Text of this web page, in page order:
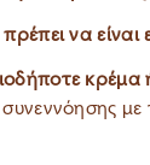
να είναι
κρέμα
με